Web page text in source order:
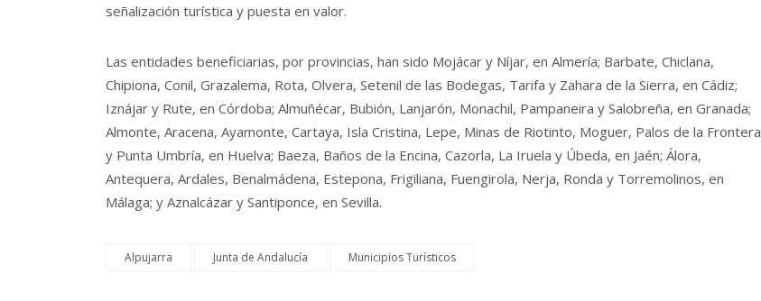
señalización turística y puesta en valor.
Las entidades beneficiarias, por provincias, han sido Mojácar y Níjar, en Almería; Barbate, Chiclana,
Chipiona, Conil, Grazalema, Rota, Olvera, Setenil de las Bodegas, Tarifa y Zahara de la Sierra, en Cádiz;
Iznájar y Rute, en Córdoba; Almuñécar, Bubión, Lanjarón, Monachil, Pampaneira y Salobreña, en Granada;
Almonte, Aracena, Ayamonte, Cartaya, Isla Cristina, Lepe, Minas de Riotinto, Moguer, Palos de la Frontera
y Punta Umbría, en Huelva; Baeza, Baños de la Encina, Cazorla, La Iruela y Úbeda, en Jaén; Álora,
Antequera, Ardales, Benalmádena, Estepona, Frigiliana, Fuengirola, Nerja, Ronda y Torremolinos, en
Málaga; y Aznalcázar y Santiponce, en Sevilla.
Alpujarra Junta de Andalucía Municipios Turísticos